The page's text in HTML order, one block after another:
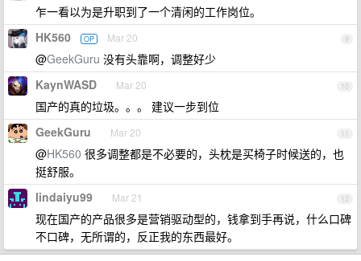
乍一看以为是升职到了一个清闲的工作岗位。
9
HK560 OP Mar 20
@GeekGuru 没有头靠啊，调整好少
10
KaynWASD Mar 20
国产的真的垃圾。。。 建议一步到位
11
GeekGuru Mar 20
@HK560 很多调整都是不必要的，头枕是买椅子时候送的，也
挺舒服。
12
lindaiyu99 Mar 21
现在国产的产品很多是营销驱动型的，钱拿到手再说，什么口碑
不口碑，无所谓的，反正我的东西最好。